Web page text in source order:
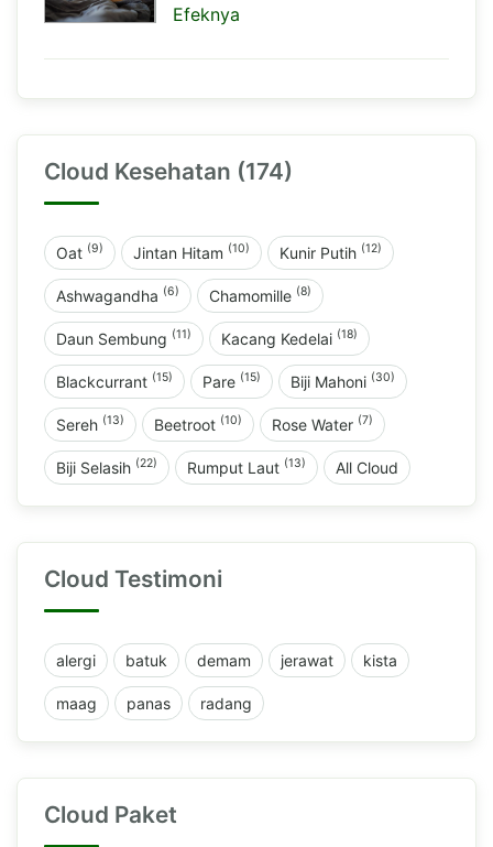
Efeknya
Cloud Kesehatan (174)
Oat (9) Jintan Hitam (10) Kunir Putih (12)
Ashwagandha (6) Chamomille (8)
Daun Sembung (11) Kacang Kedelai (18)
Blackcurrant (15) Pare (15) Biji Mahoni (30)
Sereh (13) Beetroot (10) Rose Water (7)
Biji Selasih (22) Rumput Laut (13) All Cloud
Cloud Testimoni
alergi batuk demam jerawat kista
maag panas radang
Cloud Paket